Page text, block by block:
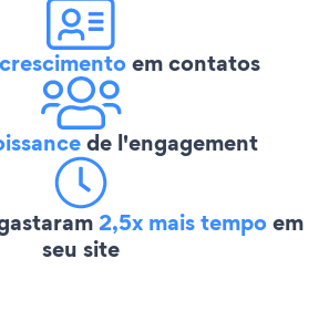
em contatos
de l'engagement
2,5x mais tempoem
seu site